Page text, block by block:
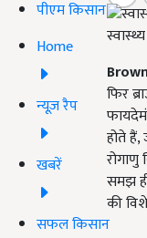
पीएम किसान
Home
न्यूज़ रैप
खबरें
सफल किसान
फिर
होते
समझ
की